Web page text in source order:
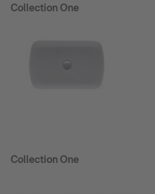
Collection One
Collection One